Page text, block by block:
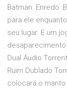
Batman. Enredo:
para ele
seu lugar. E um
desaparecimento
Dual Áudio
Ruim Dublado
colocará o manto